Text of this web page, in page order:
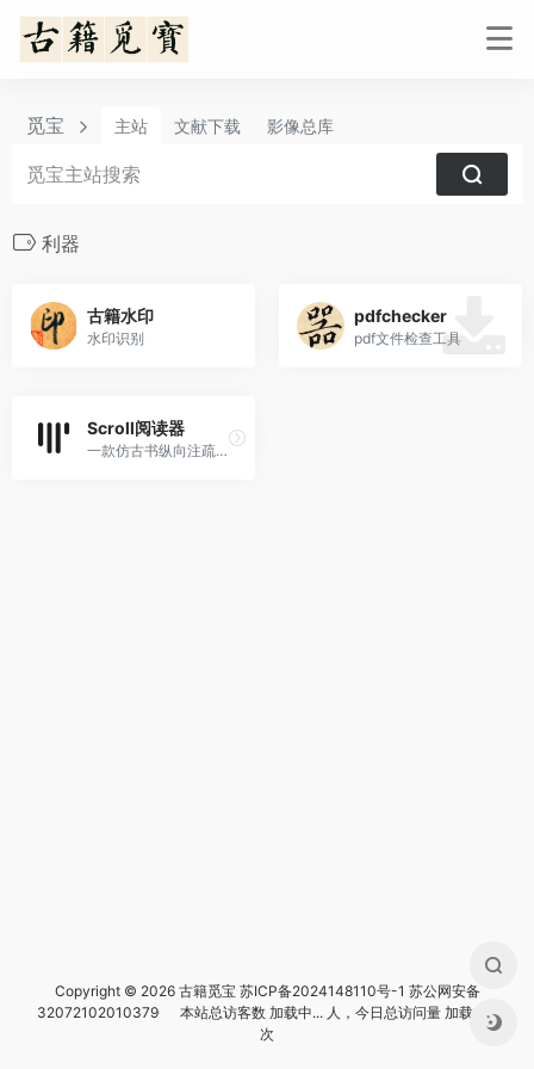
觅宝 主站 文献下载 影像总库
利器
古籍水印
水印识别
pdfchecker
pdf文件检查工具
Scroll阅读器
一款仿古书纵向注疏排版的古籍阅读器APP
Copyright © 2026 古籍觅宝 苏ICP备2024148110号-1 苏公网安备
32072102010379
本站总访客数 加载中...人，今日总访问量 加载中...
次